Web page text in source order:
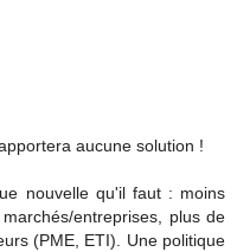
aucune solution !
nouvelle qu'il faut : moins
entreprises, plus de
(PME, ETI). Une politique